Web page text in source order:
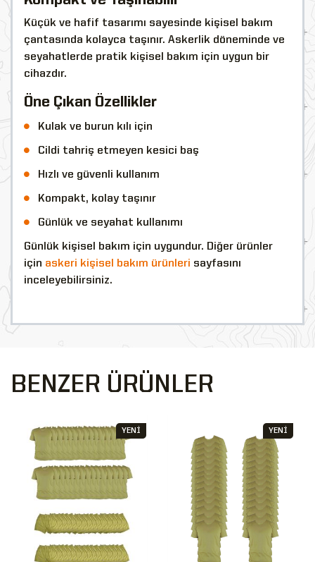
Küçük ve hafif tasarımı sayesinde kişisel bakım
çantasında kolayca taşınır. Askerlik döneminde ve
seyahatlerde pratik kişisel bakım için uygun bir
cihazdır.
Öne Çıkan Özellikler
Kulak ve burun kılı için
Cildi tahriş etmeyen kesici baş
Hızlı ve güvenli kullanım
Kompakt, kolay taşınır
Günlük ve seyahat kullanımı
Günlük kişisel bakım için uygundur. Diğer ürünler
için askeri kişisel bakım ürünleri sayfasını
inceleyebilirsiniz.
BENZER ÜRÜNLER
YENİ YENİ